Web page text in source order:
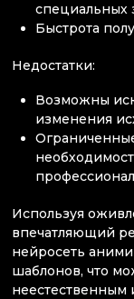
специальных
Быстрота
Недостатки:
Возможны
изменения
Используя
впечатляющий
нейросеть
шаблонов, что
неестественным